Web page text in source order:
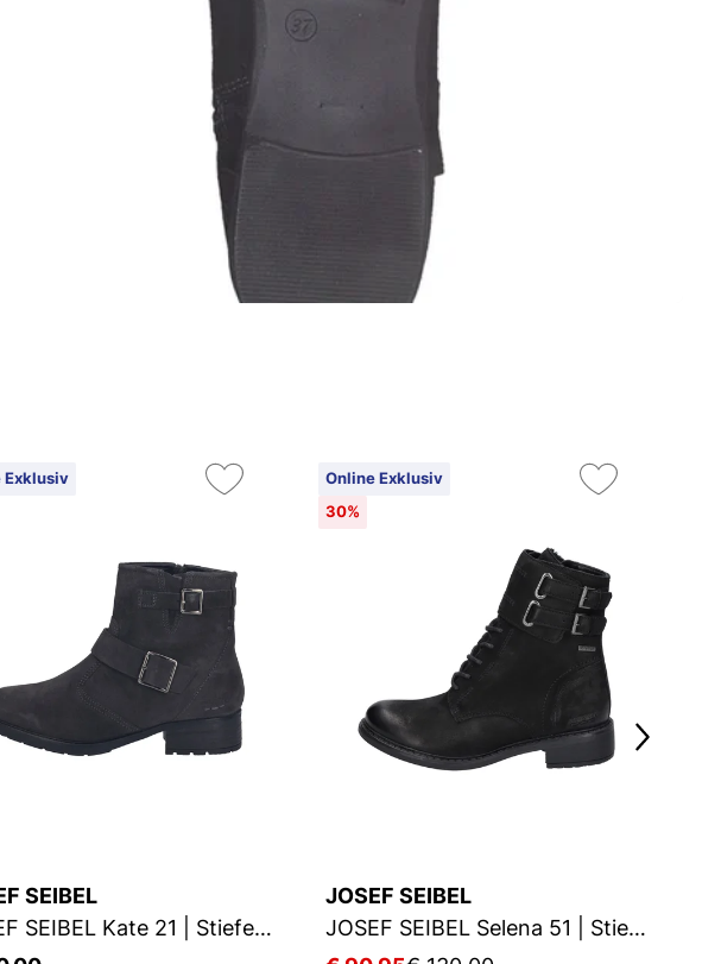
Exklusiv
SEIBEL
JOSEF SEIBEL Kate 21 | Stiefelette für Damen | Grau
Online Exklusiv
30%
JOSEF SEIBEL
JOSEF SEIBEL Selena 51 | Stiefelette für Damen | Schwarz